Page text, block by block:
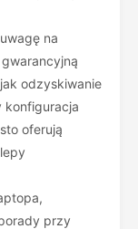
na
odzyskiwanie
konfiguracja
oferują
przy